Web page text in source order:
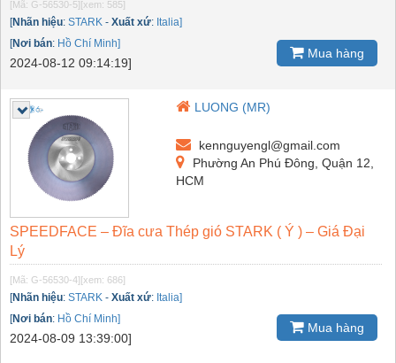
[Mã: G-56530-5] [xem: 585]
[Nhãn hiệu: STARK - Xuất xứ: Italia]
[Nơi bán: Hồ Chí Minh]
2024-08-12 09:14:19]
Mua hàng
LUONG (MR)
kennguyengl@gmail.com
Phường An Phú Đông, Quận 12,
HCM
SPEEDFACE – Đĩa cưa Thép gió STARK ( Ý ) – Giá Đại
Lý
[Mã: G-56530-4] [xem: 686]
[Nhãn hiệu: STARK - Xuất xứ: Italia]
[Nơi bán: Hồ Chí Minh]
2024-08-09 13:39:00]
Mua hàng